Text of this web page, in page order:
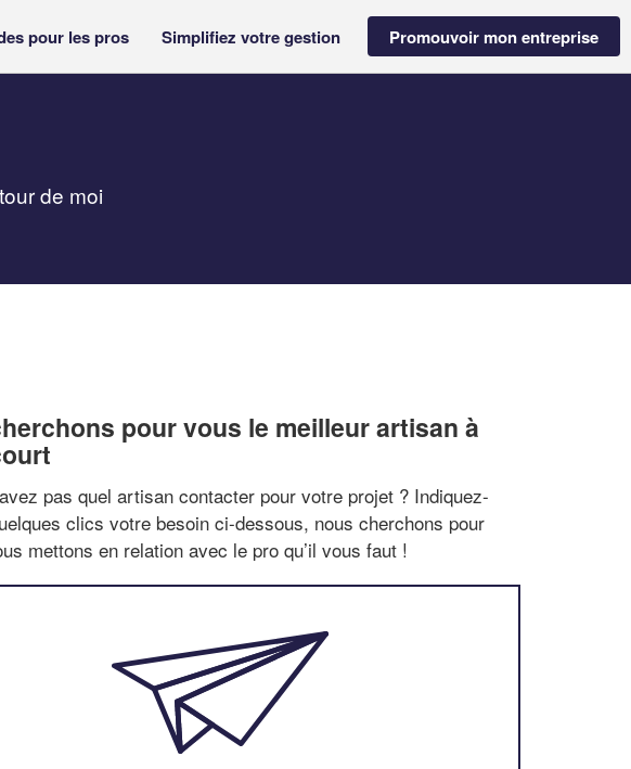
pour les pros Simplifiez votre gestion Promouvoir mon entreprise
de moi
pour vous le meilleur artisan à
pas quel artisan contacter pour votre projet ? Indiquez-
clics votre besoin ci-dessous, nous cherchons pour
mettons en relation avec le pro qu’il vous faut !